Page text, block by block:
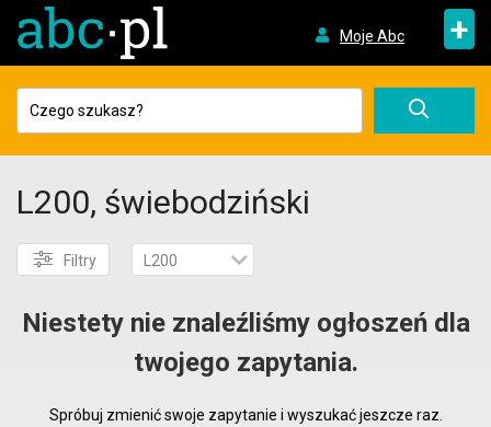
Moje Abc +
L200, świebodziński
Filtry L200
Niestety nie znaleźliśmy ogłoszeń dla
twojego zapytania.
Spróbuj zmienić swoje zapytanie i wyszukać jeszcze raz.